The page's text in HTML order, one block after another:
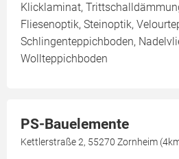
Klicklaminat,
Fliesenoptik, Steinoptik,
Schlingenteppichboden,
Wollteppichboden
PS-Bauelemente
Kettlerstraße 2, 55270 Zornheim